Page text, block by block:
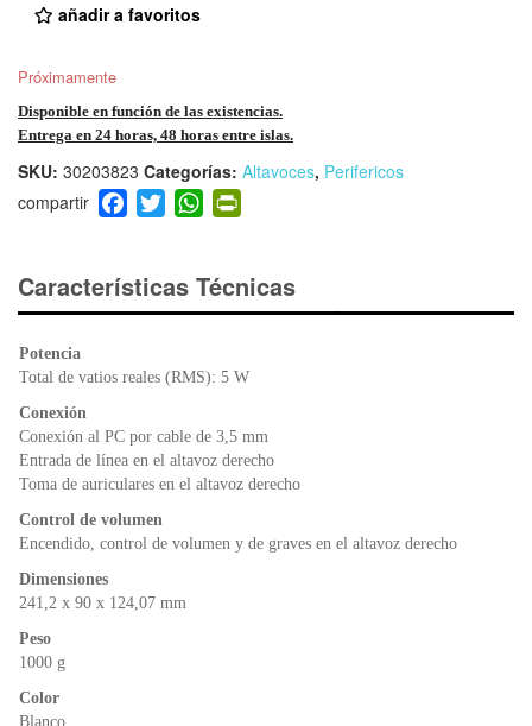
añadir a favoritos
Próximamente
Disponible en función de las existencias.
Entrega en 24 horas, 48 horas entre islas.
SKU: 30203823 Categorías: Altavoces, Perifericos
F
a
e
b
o
T
wi
er
W
h
s
A
p
ri
e
dl
Características Técnicas
Potencia
Total de vatios reales (RMS): 5 W
Conexión
Conexión al PC por cable de 3,5 mm
Entrada de línea en el altavoz derecho
Toma de auriculares en el altavoz derecho
Control de volumen
Encendido, control de volumen y de graves en el altavoz derecho
Dimensiones
241,2 x 90 x 124,07 mm
Peso
1000 g
Color
Blanco